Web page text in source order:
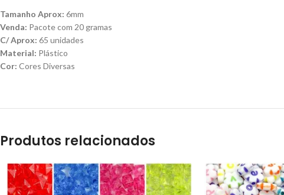
Tamanho Aprox: 6mm
Venda: Pacote com 20 gramas
C/ Aprox: 65 unidades
Material: Plástico
Cor: Cores Diversas
Produtos relacionados